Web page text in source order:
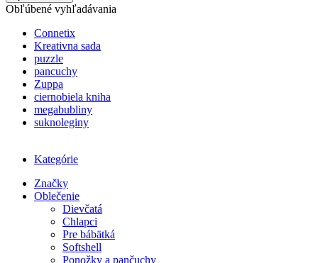
Obľúbené vyhľadávania
Connetix
Kreativna sada
puzzle
pancuchy
Zuppa
ciernobiela kniha
megabubliny
suknoleginy
Kategórie
Značky
Oblečenie
Dievčatá
Chlapci
Pre bábätká
Softshell
Ponožky a pančuchy